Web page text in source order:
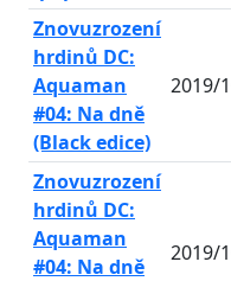
Znovuzrození
hrdinů DC:
Aquaman
#04: Na dně
(Black edice)
2019/
Znovuzrození
hrdinů DC:
Aquaman
#04: Na dně
2019/